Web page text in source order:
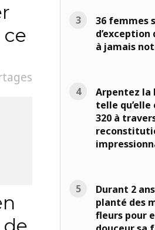
ce
36 femmes
à jamais
Arpentez la
telle qu’elle
320 à
Durant 2
planté des
fleurs pour